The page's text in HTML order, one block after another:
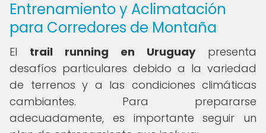
Entrenamiento y Aclimatación
para Corredores de Montaña
El trail running en Uruguaypresenta
desafíos particulares debido a la variedad
de terrenos y a las condiciones climáticas
cambiantes. Para prepararse
adecuadamente, es importante seguir un